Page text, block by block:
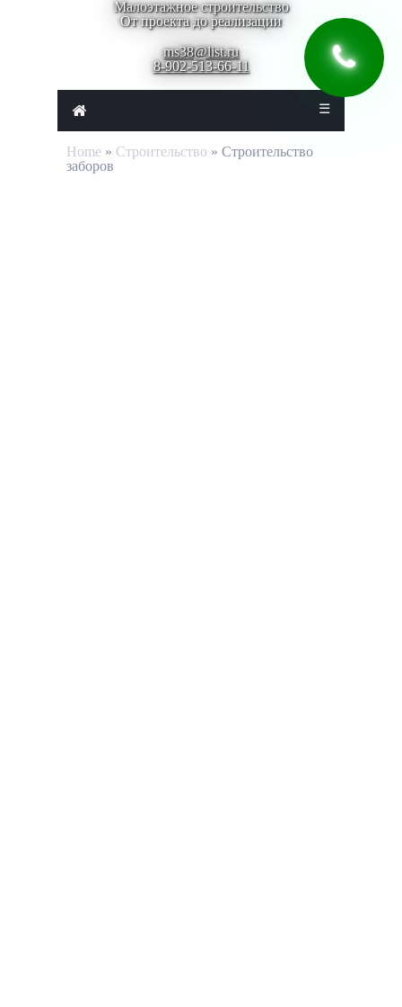
Малоэтажное строительство
От проекта до реализации
ms38@list.ru
8-902-513-66-11
☰
Home » Строительство » Строительство
заборов